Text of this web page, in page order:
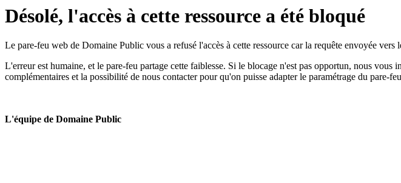
Désolé, l'accès à cette ressource a été bloqué
Le pare-feu web de Domaine Public vous a refusé l'accès à cette ressource car la requête envoyée vers
L'erreur est humaine, et le pare-feu partage cette faiblesse. Si le blocage n'est pas opportun, nous vous
complémentaires et la possibilité de nous contacter pour qu'on puisse adapter le paramétrage du pare-
L'équipe de Domaine Public